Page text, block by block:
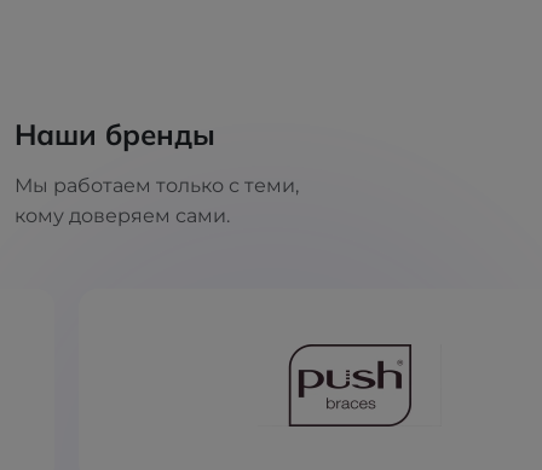
Наши бренды
Мы работаем только с теми,
кому доверяем сами.